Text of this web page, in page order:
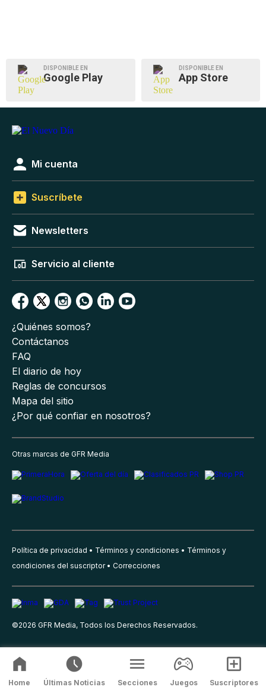
DISPONIBLE EN
Google Play
DISPONIBLE EN
App Store
Mi cuenta
Suscríbete
Newsletters
Servicio al cliente
¿Quiénes somos?
Contáctanos
FAQ
El diario de hoy
Reglas de concursos
Mapa del sitio
¿Por qué confiar en nosotros?
Otras marcas de GFR Media
Política de privacidad Términos y condiciones
Términos y
condiciones del suscriptor
Correcciones
©2026 GFR Media, Todos los Derechos Reservados.
Home Últimas Noticias Secciones Juegos Suscriptores